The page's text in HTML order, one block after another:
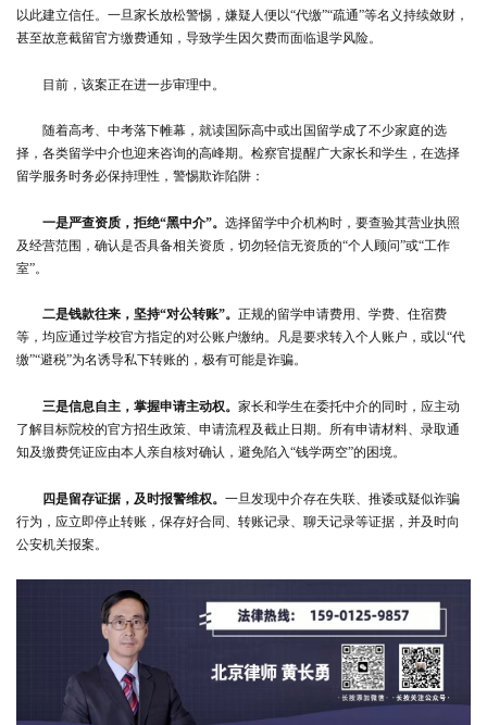
以此建立信任。一旦家长放松警惕，嫌疑人便以“代缴”“疏通”等名义持续敛财，
甚至故意截留官方缴费通知，导致学生因欠费而面临退学风险。
目前，该案正在进一步审理中。
随着高考、中考落下帷幕，就读国际高中或出国留学成了不少家庭的选
择，各类留学中介也迎来咨询的高峰期。检察官提醒广大家长和学生，在选择
留学服务时务必保持理性，警惕欺诈陷阱：
一是严查资质，拒绝“黑中介”。 选择留学中介机构时，要查验其营业执照
及经营范围，确认是否具备相关资质，切勿轻信无资质的“个人顾问”或“工作
室”。
二是钱款往来，坚持“对公转账”。 正规的留学申请费用、学费、住宿费
等，均应通过学校官方指定的对公账户缴纳。凡是要求转入个人账户，或以“代
缴”“避税”为名诱导私下转账的，极有可能是诈骗。
三是信息自主，掌握申请主动权。 家长和学生在委托中介的同时，应主动
了解目标院校的官方招生政策、申请流程及截止日期。所有申请材料、录取通
知及缴费凭证应由本人亲自核对确认，避免陷入“钱学两空”的困境。
四是留存证据，及时报警维权。 一旦发现中介存在失联、推诿或疑似诈骗
行为，应立即停止转账，保存好合同、转账记录、聊天记录等证据，并及时向
公安机关报案。